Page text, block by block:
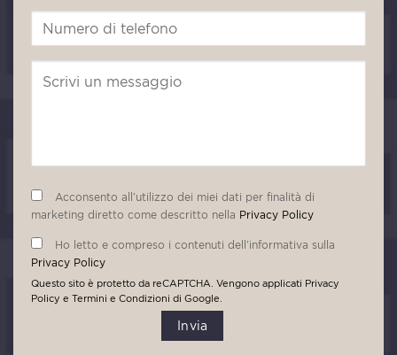
Acconsento all’utilizzo dei miei dati per finalità di
marketing diretto come descritto nella Privacy Policy
Ho letto e compreso i contenuti dell’informativa sulla
Privacy Policy
Questo sito è protetto da reCAPTCHA. Vengono applicati Privacy
Policy e Termini e Condizioni di Google.
Invia